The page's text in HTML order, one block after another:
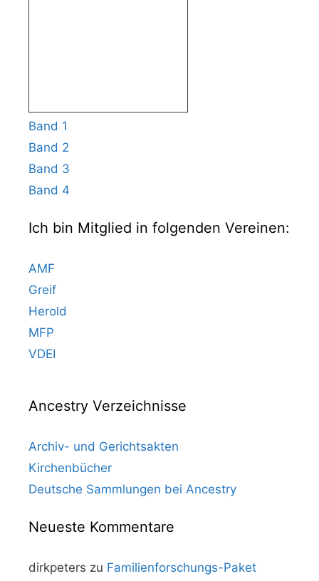
Band 1
Band 2
Band 3
Band 4
Ich bin Mitglied in folgenden Vereinen:
AMF
Greif
Herold
MFP
VDEI
Ancestry Verzeichnisse
Archiv- und Gerichtsakten
Kirchenbücher
Deutsche Sammlungen bei Ancestry
Neueste Kommentare
dirkpeters zu Familienforschungs-Paket